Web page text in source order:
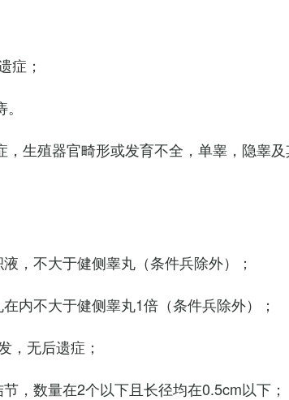
症；
生殖器官畸形或发育不全，单睾，隐睾
，不大于健侧睾丸（条件兵除外）；
内不大于健侧睾丸1倍（条件兵除外）；
，无后遗症；
，数量在2个以下且长径均在0.5cm以下；